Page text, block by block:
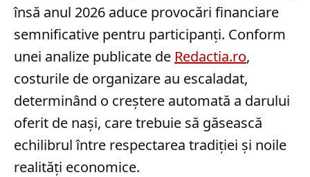
însă anul 2026 aduce provocări financiare
semnificative pentru participanți. Conform
unei analize publicate de Redactia.ro,
costurile de organizare au escaladat,
determinând o creștere automată a darului
oferit de nași, care trebuie să găsească
echilibrul între respectarea tradiției și noile
realități economice.